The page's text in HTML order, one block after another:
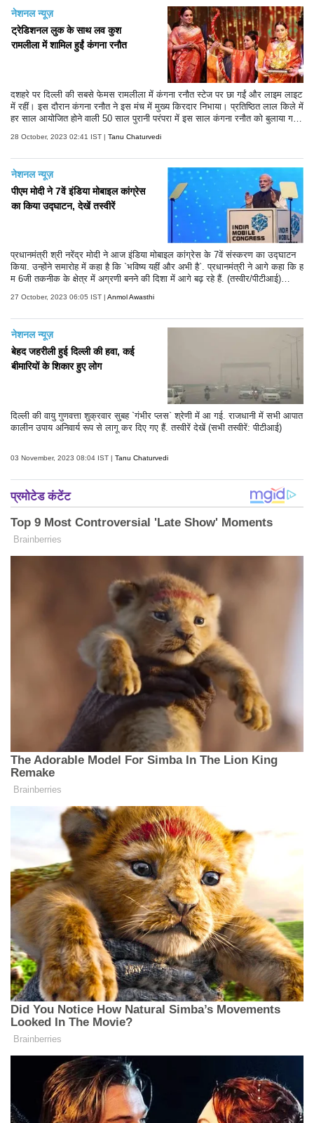
नेशनल न्यूज़
ट्रेडिशनल लुक के साथ लव कुश
रामलीला में शामिल हुईं कंगना रनौत
दशहरे पर दिल्ली की सबसे फेमस रामलीला में कंगना रनौत स्टेज पर छा गईं और लाइम लाइट
में रहीं। इस दौरान कंगना रनौत ने इस मंच में मुख्य किरदार निभाया। प्रतिष्ठित लाल किले में
हर साल आयोजित होने वाली 50 साल पुरानी परंपरा में इस साल कंगना रनौत को बुलाया ग
किया। हालांकि तमाम कोशिशों के बाद भी वह रावण दहन नहीं कर सकीं।
28 October, 2023 02:41 IST | Tanu Chaturvedi
नेशनल न्यूज़
पीएम मोदी ने 7वें इंडिया मोबाइल कांग्रेस
का किया उद्घाटन, देखें तस्वीरें
प्रधानमंत्री श्री नरेंद्र मोदी ने आज इंडिया मोबाइल कांग्रेस के 7वें संस्करण का उद्घाटन
किया. उन्होंने समारोह में कहा है कि `भविष्य यहीं और अभी है`. प्रधानमंत्री ने आगे कहा कि ह
म 6जी तकनीक के क्षेत्र में अग्रणी बनने की दिशा में आगे बढ़ रहे हैं. (तस्वीर/पीटीआई)
27 October, 2023 06:05 IST | Anmol Awasthi
नेशनल न्यूज़
बेहद जहरीली हुई दिल्ली की हवा, कई
बीमारियों के शिकार हुए लोग
दिल्ली की वायु गुणवत्ता शुक्रवार सुबह `गंभीर प्लस` श्रेणी में आ गई. राजधानी में सभी आपात
कालीन उपाय अनिवार्य रूप से लागू कर दिए गए हैं. तस्वीरें देखें (सभी तस्वीरें: पीटीआई)
03 November, 2023 08:04 IST | Tanu Chaturvedi